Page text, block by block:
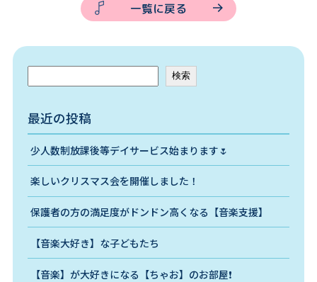
一覧に戻る
検索
最近の投稿
少人数制放課後等デイサービス始まります🌷
楽しいクリスマス会を開催しました！
保護者の方の満足度がドンドン高くなる【音楽支援】
【音楽大好き】な子どもたち
【音楽】が大好きになる【ちゃお】のお部屋❗️